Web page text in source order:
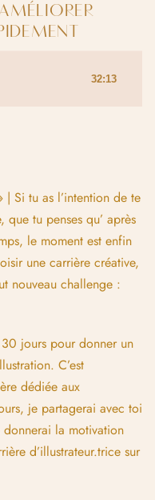
| Si tu as l’intention de te
que tu penses qu’ après
le moment est enfin
une carrière créative,
nouveau challenge :
jours pour donner un
C’est
dédiée aux
je partagerai avec toi
donnerai la motivation
d’illustrateur.trice sur